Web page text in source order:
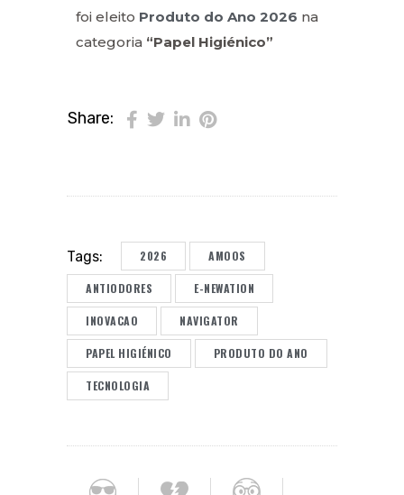
foi eleito Produto do Ano 2026 na
categoria “Papel Higiénico”
Share:
Tags: 2026 AMOOS
ANTIODORES E-NEWATION
INOVACAO NAVIGATOR
PAPEL HIGIÉNICO PRODUTO DO ANO
TECNOLOGIA